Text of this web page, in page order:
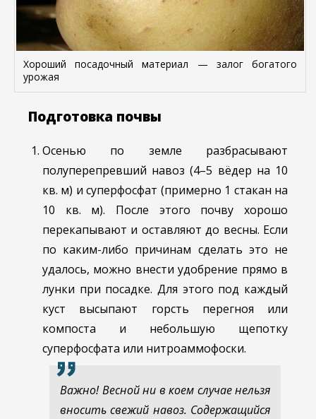
Хороший посадочный материал — залог богатого
урожая
Подготовка почвы
Осенью по земле разбрасывают
полуперепревший навоз (4–5 вёдер на 10
кв. м) и суперфосфат (примерно 1 стакан на
10 кв. м). После этого почву хорошо
перекапывают и оставляют до весны. Если
по каким-либо причинам сделать это не
удалось, можно внести удобрение прямо в
лунки при посадке. Для этого под каждый
куст высыпают горсть перегноя или
компоста и небольшую щепотку
суперфосфата или нитроаммофоски.
Важно! Весной ни в коем случае нельзя
вносить свежий навоз. Содержащийся